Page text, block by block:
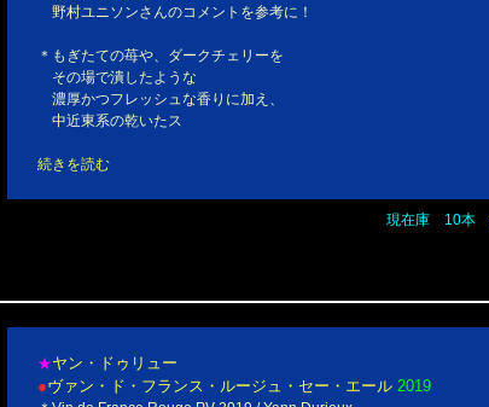
野村ユニソンさんのコメントを参考に！
＊もぎたての苺や、ダークチェリーを
その場で潰したような
濃厚かつフレッシュな香りに加え、
中近東系の乾いたス
続きを読む
現在庫 10本
★ヤン・ドゥリュー
●ヴァン・ド・フランス・ルージュ・セー・エール 2019